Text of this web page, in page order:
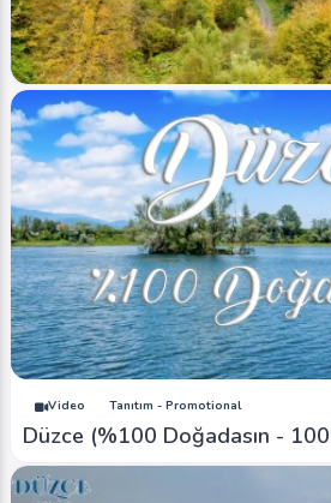
Ahmet Bozdemir
Image Yaylalar - Plateaus
Düzce (Sonbahar-Autumn) 1
Ahmet Bozdemir
Video Tanıtım - Promotional
Düzce (%100 Doğadasın -